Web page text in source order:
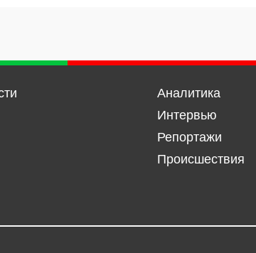
Аналитика
Интервью
Репортажи
Происшествия